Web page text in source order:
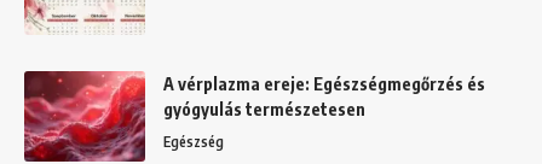
A vérplazma ereje: Egészségmegőrzés és
gyógyulás természetesen
Egészség